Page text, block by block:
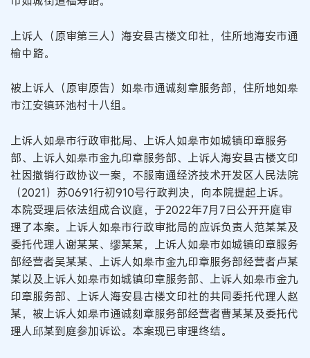
上诉人（原审第三人）海安县古楼文印社，住所地海安市通
榆中路。
被上诉人（原审原告）如皋市通诚刻章服务部，住所地如皋
市江安镇环池村十八组。
上诉人如皋市行政审批局、上诉人如皋市如城镇印章服务
部、上诉人如皋市金九印章服务部、上诉人海安县古楼文印
社因撤销行政协议一案，不服南通经济技术开发区人民法院
（2021）苏0691行初910号行政判决，向本院提起上诉。
本院受理后依法组成合议庭，于2022年7月7日公开开庭审
理了本案。上诉人如皋市行政审批局的应诉负责人范某某及
委托代理人谢某某、缪某某，上诉人如皋市如城镇印章服务
部经营者吴某某、上诉人如皋市金九印章服务部经营者卢某
某以及上诉人如皋市如城镇印章服务部、上诉人如皋市金九
印章服务部、上诉人海安县古楼文印社的共同委托代理人赵
某，被上诉人如皋市通诚刻章服务部经营者曹某某及委托代
理人邱某到庭参加诉讼。本案现已审理终结。